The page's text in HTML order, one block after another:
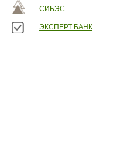
СИБЭС
ЭКСПЕРТ БАНК